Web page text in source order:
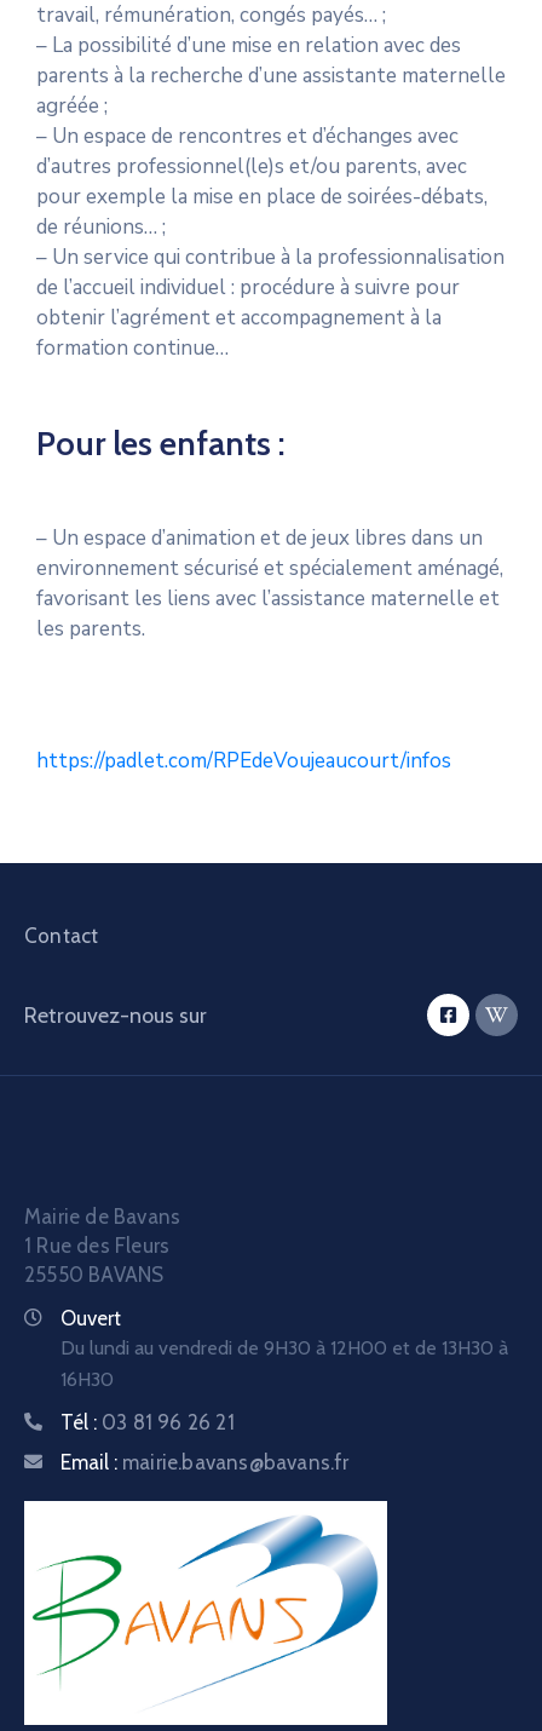
travail, rémunération, congés payés… ;
– La possibilité d’une mise en relation avec des
parents à la recherche d’une assistante maternelle
agréée ;
– Un espace de rencontres et d’échanges avec
d’autres professionnel(le)s et/ou parents, avec
pour exemple la mise en place de soirées-débats,
de réunions… ;
– Un service qui contribue à la professionnalisation
de l’accueil individuel : procédure à suivre pour
obtenir l’agrément et accompagnement à la
formation continue…
Pour les enfants :
– Un espace d’animation et de jeux libres dans un
environnement sécurisé et spécialement aménagé,
favorisant les liens avec l’assistance maternelle et
les parents.
https://padlet.com/RPEdeVoujeaucourt/infos
Contact
Retrouvez-nous sur
Mairie de Bavans
1 Rue des Fleurs
25550 BAVANS
Ouvert
Du lundi au vendredi de 9H30 à 12H00 et de 13H30 à
16H30
Tél : 03 81 96 26 21
Email : mairie.bavans@bavans.fr